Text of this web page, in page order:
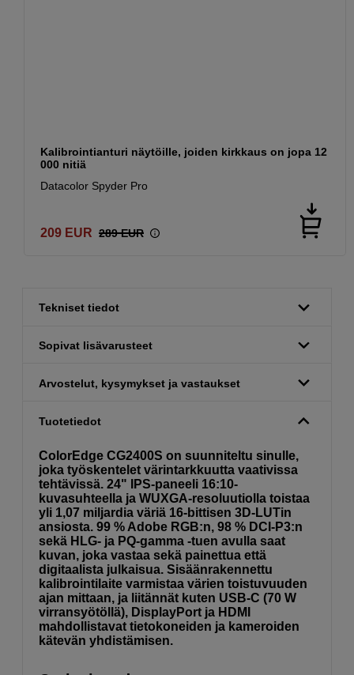
Kalibrointianturi näytöille, joiden kirkkaus on jopa 12
000 nitiä
Datacolor Spyder Pro
209 EUR 289 EUR
Tekniset tiedot
Sopivat lisävarusteet
Arvostelut, kysymykset ja vastaukset
Tuotetiedot
ColorEdge CG2400S on suunniteltu sinulle,
joka työskentelet värintarkkuutta vaativissa
tehtävissä. 24" IPS-paneeli 16:10-
kuvasuhteella ja WUXGA-resoluutiolla toistaa
yli 1,07 miljardia väriä 16-bittisen 3D-LUTin
ansiosta. 99 % Adobe RGB:n, 98 % DCI-P3:n
sekä HLG- ja PQ-gamma -tuen avulla saat
kuvan, joka vastaa sekä painettua että
digitaalista julkaisua. Sisäänrakennettu
kalibrointilaite varmistaa värien toistuvuuden
ajan mittaan, ja liitännät kuten USB-C (70 W
virransyötöllä), DisplayPort ja HDMI
mahdollistavat tietokoneiden ja kameroiden
kätevän yhdistämisen.